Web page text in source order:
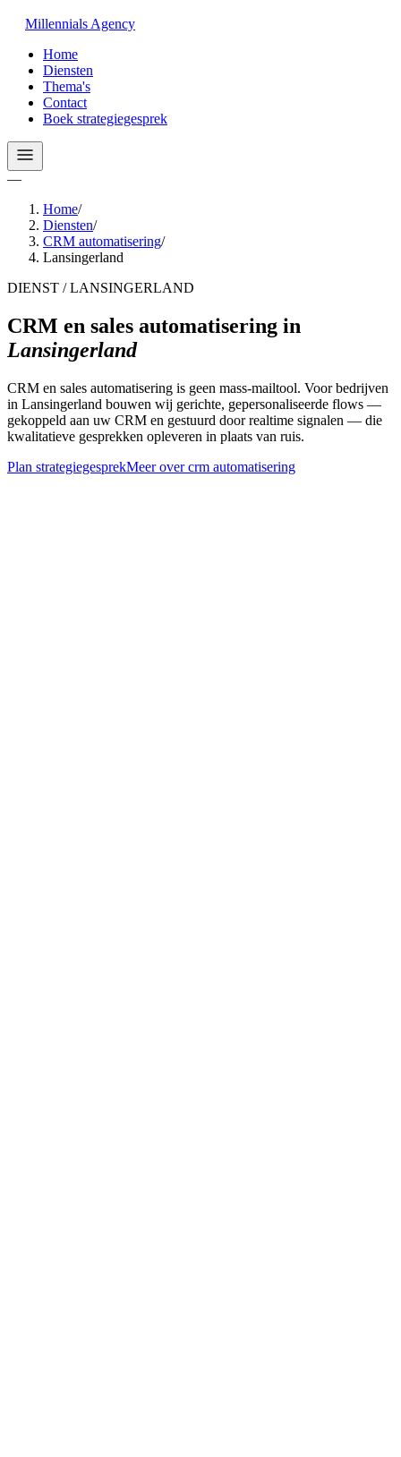
Millennials Agency
Home
Diensten
Thema's
Contact
Boek strategiegesprek
—
Home/
Diensten/
CRM automatisering/
Lansingerland
DIENST / LANSINGERLAND
CRM en sales automatisering in
Lansingerland
CRM en sales automatisering is geen mass-mailtool. Voor bedrijven
in Lansingerland bouwen wij gerichte, gepersonaliseerde flows —
gekoppeld aan uw CRM en gestuurd door realtime signalen — die
kwalitatieve gesprekken opleveren in plaats van ruis.
Plan strategiegesprekMeer overcrm automatisering